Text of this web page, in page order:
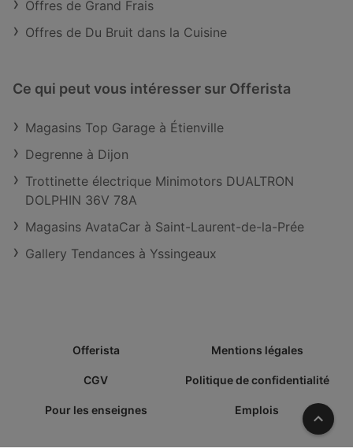
Offres de Grand Frais
Offres de Du Bruit dans la Cuisine
Ce qui peut vous intéresser sur Offerista
Magasins Top Garage à Étienville
Degrenne à Dijon
Trottinette électrique Minimotors DUALTRON
DOLPHIN 36V 78A
Magasins AvataCar à Saint-Laurent-de-la-Prée
Gallery Tendances à Yssingeaux
Offerista Mentions légales
CGV Politique de confidentialité
Pour les enseignes Emplois Vers